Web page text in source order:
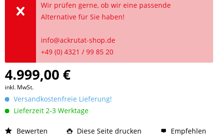
Wir prüfen gerne, ob wir eine passende
Alternative für Sie haben!
info@ackrutat-shop.de
+49 (0) 4321 / 99 85 20
4.999,00 €
inkl. MwSt.
Versandkostenfreie Lieferung!
Lieferzeit 2-3 Werktage
Bewerten Diese Seite drucken Empfehlen